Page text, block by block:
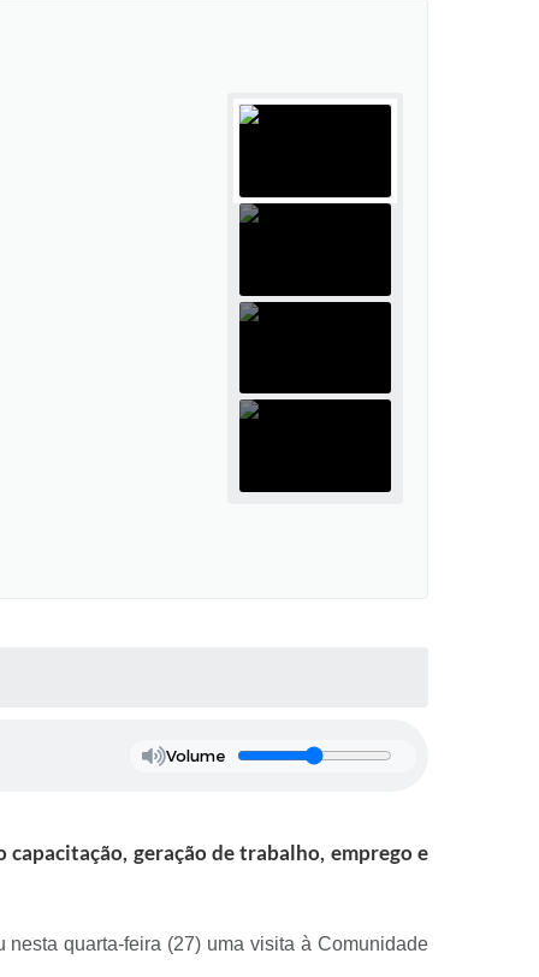
Volume
geração de trabalho, emprego e
quarta-feira (27) uma visita à Comunidade